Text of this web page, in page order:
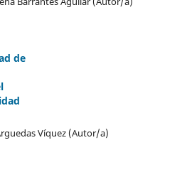
de
Víquez (Autor/a)